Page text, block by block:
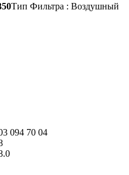
Тип Фильтра : Воздушный
094 70 04